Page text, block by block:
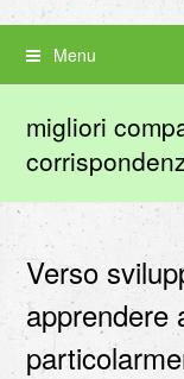
Menu
migliori
Verso
apprendere